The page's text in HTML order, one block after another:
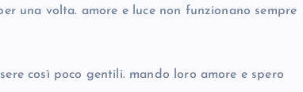
una volta. amore e luce non funzionano sempre
così poco gentili. mando loro amore e spero